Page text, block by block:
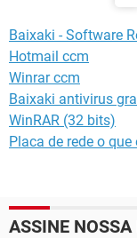
Baixaki - Software
Hotmail ccm
Winrar ccm
Baixaki antivirus
WinRAR (32 bits)
Placa de rede o que
ASSINE NOSSA